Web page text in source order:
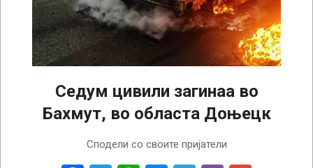
Седум цивили загинаа во
Бахмут, во областа Доњецк
Сподели со своите пријатели